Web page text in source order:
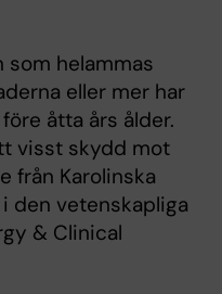
som helammas
eller mer har
åtta års ålder.
visst skydd mot
från Karolinska
den vetenskapliga
& Clinical